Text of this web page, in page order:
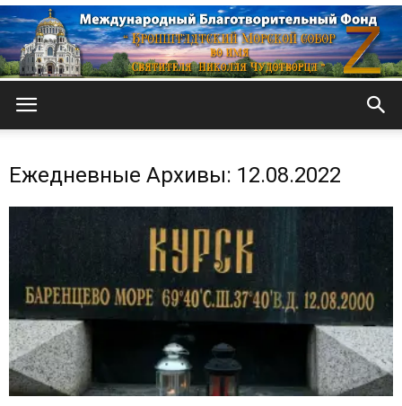
Ежедневные Архивы: 12.08.2022